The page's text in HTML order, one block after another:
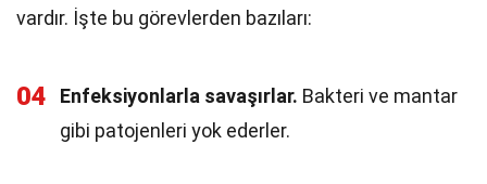
vardır. İşte bu görevlerden bazıları:
04 Enfeksiyonlarla savaşırlar. Bakteri ve mantar
gibi patojenleri yok ederler.